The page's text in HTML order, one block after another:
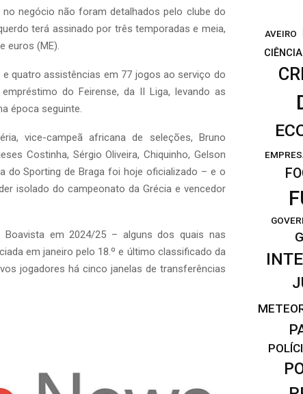
negócio não foram detalhados pelo clube do
terá assinado por três temporadas e meia,
euros (ME).
quatro assistências em 77 jogos ao serviço do
do Feirense, da II Liga, levando as
época seguinte.
vice-campeã africana de seleções, Bruno
Costinha, Sérgio Oliveira, Chiquinho, Gelson
do Sporting de Braga foi hoje oficializado – e o
isolado do campeonato da Grécia e vencedor
em 2024/25 – alguns dos quais nas
em janeiro pelo 18.º e último classificado da
jogadores há cinco janelas de transferências
AVEIRO
CIÊNCIA